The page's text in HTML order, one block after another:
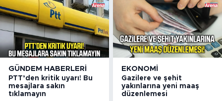
GÜNDEM HABERLERI
PTT’den kritik uyarı! Bu
mesajlara sakın
tıklamayın
EKONOMI
Gazilere ve şehit
yakınlarına yeni maaş
düzenlemesi